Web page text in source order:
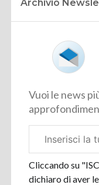
Archivio
Vuoi le news
aziendale
Cliccando su
dichiaro di aver